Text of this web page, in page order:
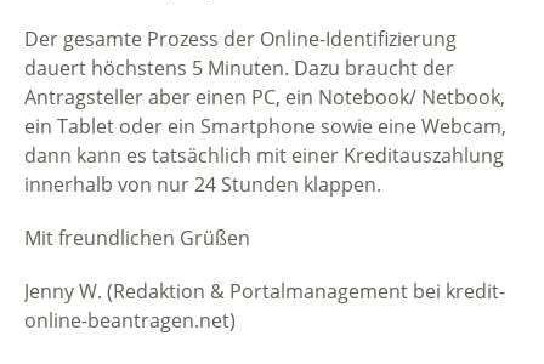
Der gesamte Prozess der Online-Identifizierung
dauert höchstens 5 Minuten. Dazu braucht der
Antragsteller aber einen PC, ein Notebook/ Netbook,
ein Tablet oder ein Smartphone sowie eine Webcam,
dann kann es tatsächlich mit einer Kreditauszahlung
innerhalb von nur 24 Stunden klappen.
Mit freundlichen Grüßen
Jenny W. (Redaktion & Portalmanagement bei kredit-
online-beantragen.net)